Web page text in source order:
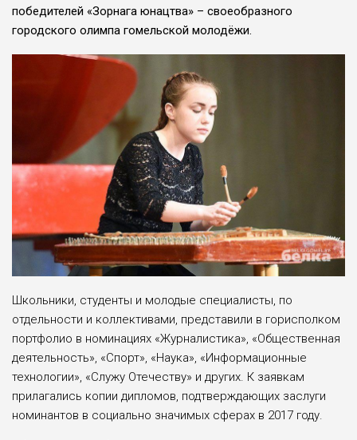
победителей «Зорнага юнацтва» – своеобразного
городского олимпа гомельcкой молодёжи.
Школьники, студенты и молодые специалисты, по
отдельности и коллективами, представили в горисполком
портфолио в номинациях «Журналистика», «Общественная
деятельность», «Спорт», «Наука», «Информационные
технологии», «Служу Отечеству» и других. К заявкам
прилагались копии дипломов, подтверждающих заслуги
номинантов в со­циально значимых сферах в 2017 году.